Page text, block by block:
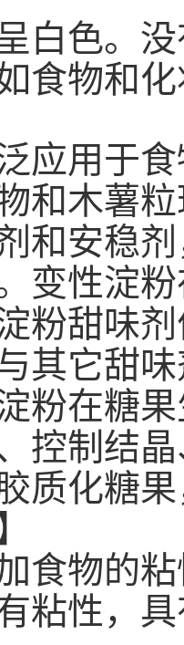
白色。
食物和
应用于
和木薯
和安稳
变性淀
粉甜味
其它甜
粉在糖
控制结
质化糖
食物的
粘性，